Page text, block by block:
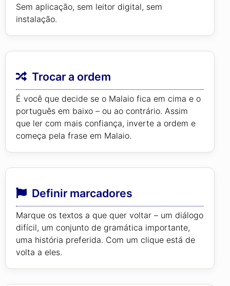
Sem aplicação, sem leitor digital, sem
instalação.
Trocar a ordem
É você que decide se o Malaio fica em cima e o
português em baixo – ou ao contrário. Assim
que ler com mais confiança, inverte a ordem e
começa pela frase em Malaio.
Definir marcadores
Marque os textos a que quer voltar – um diálogo
difícil, um conjunto de gramática importante,
uma história preferida. Com um clique está de
volta a eles.